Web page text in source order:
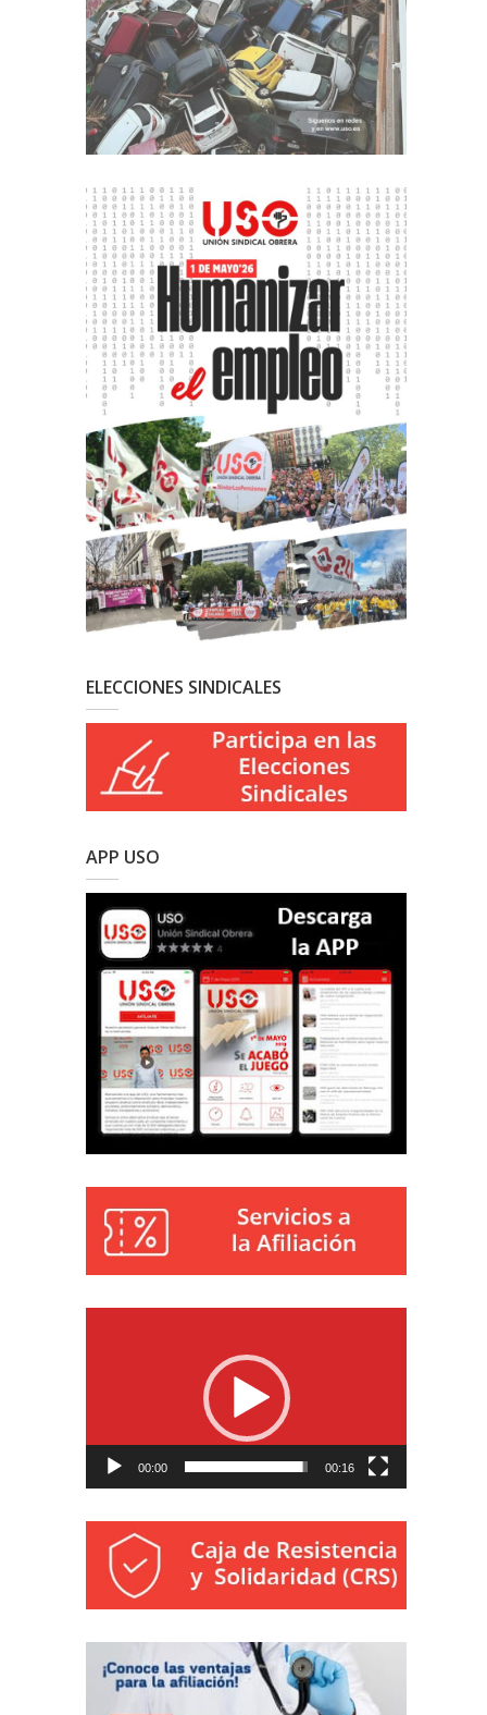
ELECCIONES SINDICALES
APP USO
00:00 00:16